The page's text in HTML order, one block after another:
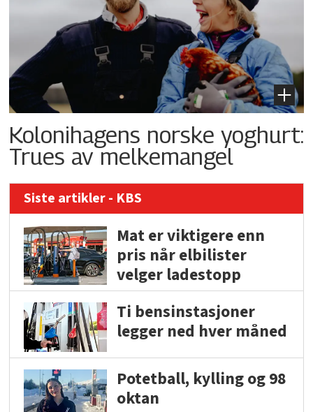
Kolonihagens norske yoghurt:
Trues av melkemangel
Siste artikler - KBS
Mat er viktigere enn
pris når elbilister
velger ladestopp
Ti bensinstasjoner
legger ned hver måned
Potetball, kylling og 98
oktan